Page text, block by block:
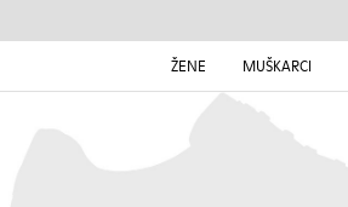
ŽENE
MUŠKARCI